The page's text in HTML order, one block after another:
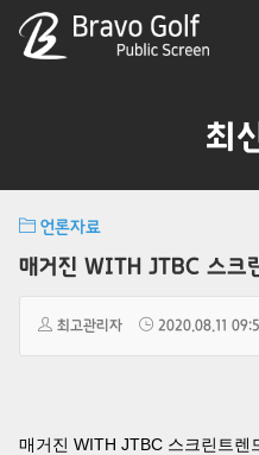
최
언론자료
매거진 WITH JTBC 스크
최고관리자 2020.08.11
매거진 WITH JTBC 스크린트렌